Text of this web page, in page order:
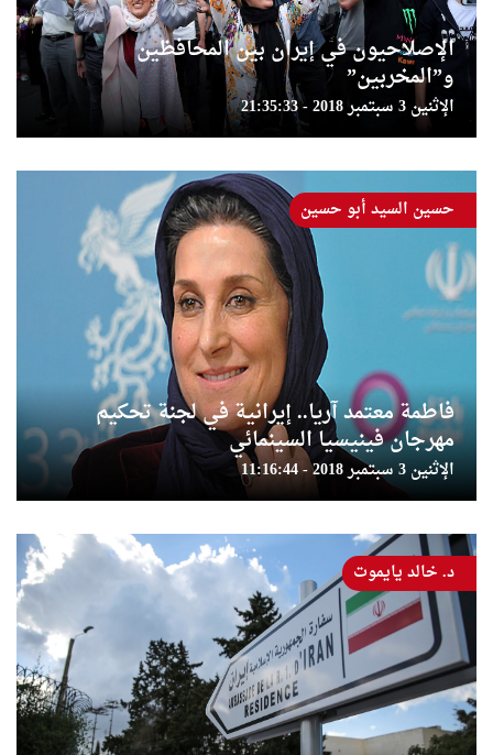
الإصلاحيون في إيران بين المحافظين
و”المخربين”
الإثنين 3 سبتمبر 2018 - 21:35:33
فاطمة معتمد آريا.. إيرانية في لجنة تحكيم
مهرجان فينيسيا السينمائي
الإثنين 3 سبتمبر 2018 - 11:16:44
حسين السيد أبو حسين
د. خالد يايموت